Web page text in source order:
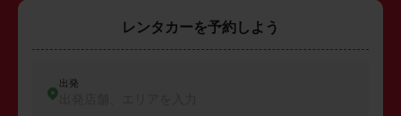
レンタカーを予約しよう
出発